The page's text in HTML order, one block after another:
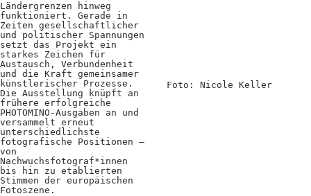
Services für
Fotograf*innen
Mitglied werden
Presseausweis
Kooperationen
Ländergrenzen hinweg
funktioniert. Gerade in
Zeiten gesellschaftlicher
und politischer Spannungen
setzt das Projekt ein
starkes Zeichen für
Austausch, Verbundenheit
und die Kraft gemeinsamer
künstlerischer Prozesse.
Die Ausstellung knüpft an
frühere erfolgreiche
PHOTOMINO-Ausgaben an und
versammelt erneut
unterschiedlichste
fotografische Positionen –
von
Nachwuchsfotograf*innen
bis hin zu etablierten
Stimmen der europäischen
Fotoszene.
Foto: Nicole Keller